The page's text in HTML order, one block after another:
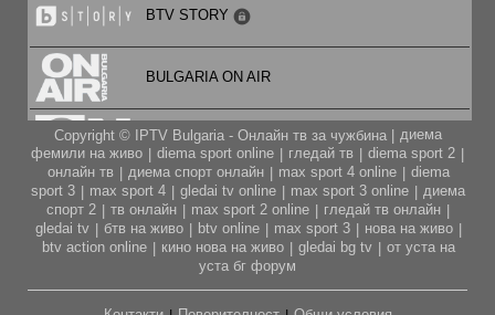
18:00
18:10
Бързи ястия с Милушка, еп. 8
18:45
Мери Бери – тайните на именията, еп. 3
20:00
Кулинарната обиколка на Акис, еп. 08
BTV STORY
BULGARIA ON AIR
CARTOON NETWORK
CITY TV
CODE FASHION TV HD
Copyright © IPTV Bulgaria - Онлайн тв за чужбина | диема
фемили на живо
diema sport online гледай тв diema sport 2
онлайн тв
диема спорт онлайн max sport 4 online
diema
sport 3
max sport 4 gledai tv online max sport 3 online
диема
спорт 2
тв онлайн max sport 2 online гледай тв онлайн
gledai tv
бтв на живо btv online max sport 3 нова на живо
btv action online
кино нова на живо gledai bg tv
от уста на
уста бг форум